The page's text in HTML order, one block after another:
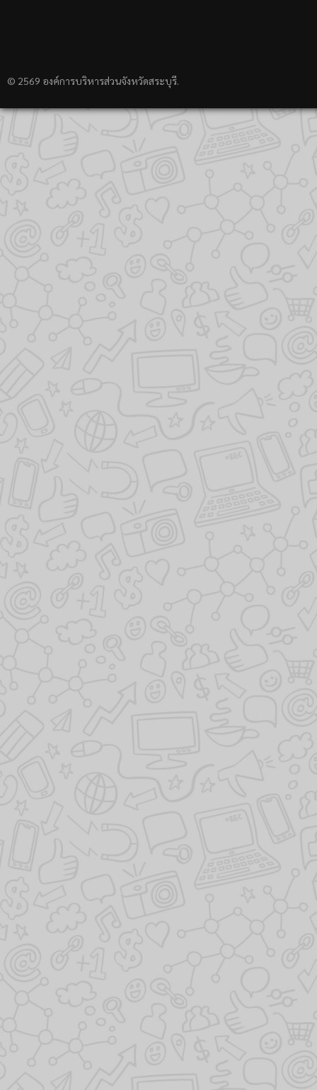
© 2569 องค์การบริหารส่วนจังหวัดสระบุรี.